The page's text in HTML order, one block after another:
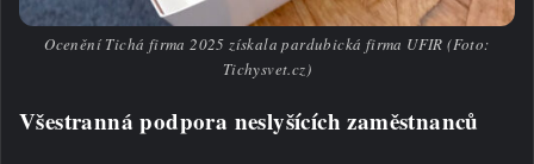
Ocenění Tichá firma 2025 získala pardubická firma UFIR (Foto:
Tichysvet.cz)
Všestranná podpora neslyšících zaměstnanců